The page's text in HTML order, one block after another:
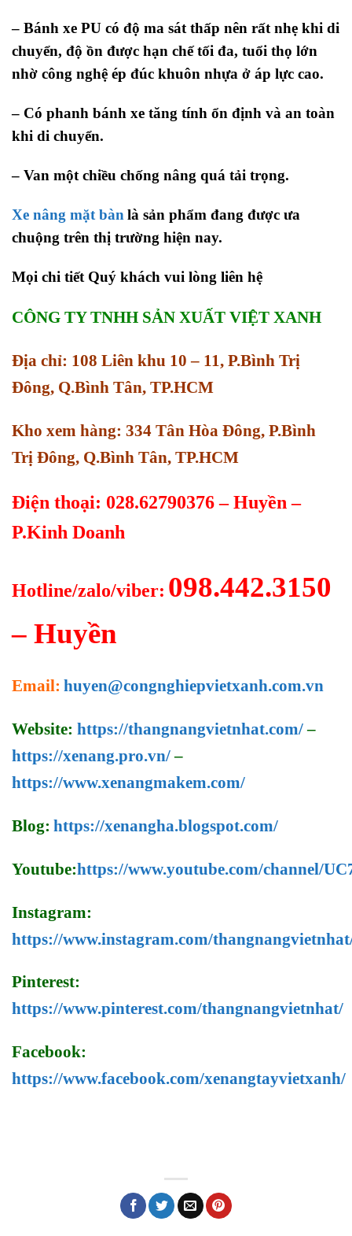
– Bánh xe PU có độ ma sát thấp nên rất nhẹ khi di
chuyển, độ ồn được hạn chế tối đa, tuổi thọ lớn
nhờ công nghệ ép đúc khuôn nhựa ở áp lực cao.
– Có phanh bánh xe tăng tính ổn định và an toàn
khi di chuyển.
– Van một chiều chống nâng quá tải trọng.
Xe nâng mặt bàn là sản phẩm đang được ưa
chuộng trên thị trường hiện nay.
Mọi chi tiết Quý khách vui lòng liên hệ
CÔNG TY TNHH SẢN XUẤT VIỆT XANH
Địa chỉ: 108 Liên khu 10 – 11, P.Bình Trị
Đông, Q.Bình Tân, TP.HCM
Kho xem hàng: 334 Tân Hòa Đông, P.Bình
Trị Đông, Q.Bình Tân, TP.HCM
Điện thoại: 028.62790376 – Huyền –
P.Kinh Doanh
Hotline/zalo/viber: 098.442.3150
– Huyền
Email: huyen@congnghiepvietxanh.com.vn
Website: https://thangnangvietnhat.com/–
https://xenang.pro.vn/–
https://www.xenangmakem.com/
Blog: https://xenangha.blogspot.com/
Youtube:https://www.youtube.com/channel/
Instagram:
https://www.instagram.com/
Pinterest:
https://www.pinterest.com/thangnangvietnhat/
Facebook:
https://www.facebook.com/xenangtayvietxanh/